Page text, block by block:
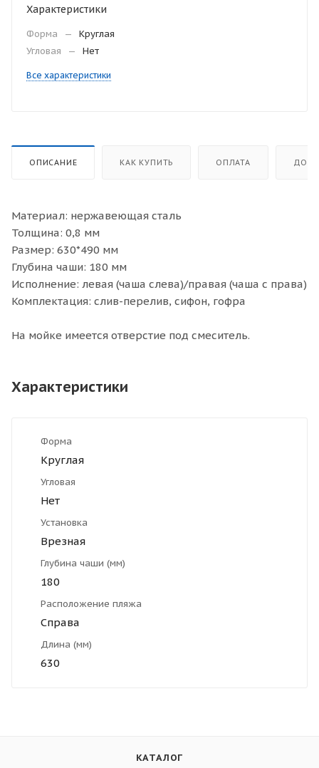
Характеристики
Форма —
Круглая
Угловая
— Нет
Все характеристики
ОПИСАНИЕ КАК КУПИТЬ ОПЛАТА
Материал: нержавеющая сталь
Толщина: 0,8 мм
Размер: 630*490 мм
Глубина чаши: 180 мм
Исполнение: левая (чаша слева)/правая (чаша с права)
Комплектация: слив-перелив, сифон, гофра
На мойке имеется отверстие под смеситель.
Характеристики
Форма
Круглая
Угловая
Нет
Установка
Врезная
Глубина чаши (мм)
180
Расположение пляжа
Справа
Длина (мм)
630
КАТАЛОГ